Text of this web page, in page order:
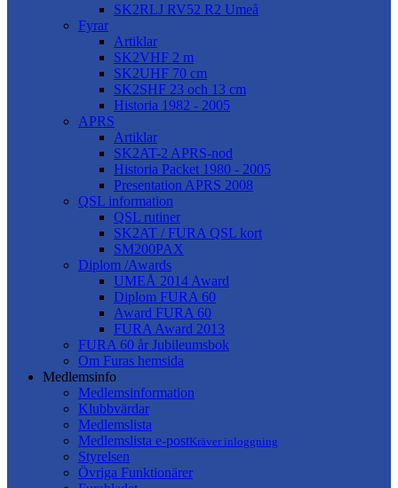
SK2RLJ RV52 R2 Umeå
Fyrar
Artiklar
SK2VHF 2 m
SK2UHF 70 cm
SK2SHF 23 och 13 cm
Historia 1982 - 2005
APRS
Artiklar
SK2AT-2 APRS-nod
Historia Packet 1980 - 2005
Presentation APRS 2008
QSL information
QSL rutiner
SK2AT / FURA QSL kort
SM200PAX
Diplom /Awards
UMEÅ 2014 Award
Diplom FURA 60
Award FURA 60
FURA Award 2013
FURA 60 år Jubileumsbok
Om Furas hemsida
Medlemsinfo
Medlemsinformation
Klubbvärdar
Medlemslista
Medlemslista e-postKräver inloggning
Styrelsen
Övriga Funktionärer